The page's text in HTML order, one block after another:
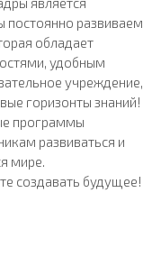
развиваем
обладает
удобным
учреждение,
горизонты знаний!
программы
развиваться и
мире.
создавать будущее!